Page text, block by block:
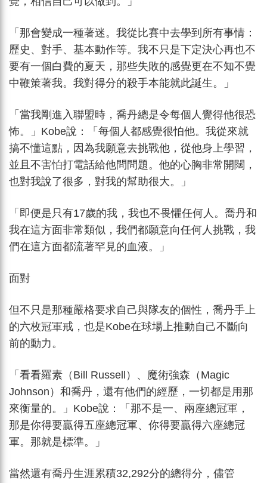
「那會變成一種著迷。我從比賽中去學到所有事情：
歷史、對手、基本動作等。我不只是下定決心再也不
要有一個白費的夏天，那些失敗的感覺更在不知不覺
中鞭策著我。我對得分的殺手本能就此誕生。」
「當我剛進入聯盟時，喬丹總是令每個人覺得他很恐
怖。」Kobe說：「每個人都感覺很怕他。我從來就
搞不懂這點，因為我願意去挑戰他，從他身上學習，
並且不害怕打電話給他問問題。他的心胸非常開闊，
也對我說了很多，對我的幫助很大。」
「即便是只有17歲的我，我也不畏懼任何人。喬丹和
我在這方面非常類似，我們都願意向任何人挑戰，我
們在這方面都流著罕見的血液。」
面對
但不只是那種嚴格要求自己與隊友的個性，喬丹手上
的六枚冠軍戒，也是Kobe在球場上推動自己不斷向
前的動力。
「看看羅素（Bill Russell）、魔術強森（Magic
Johnson）和喬丹，還有他們的經歷，一切都是用那
來衡量的。」Kobe說：「那不是一、兩座總冠軍，
那是你得要贏得五座總冠軍、你得要贏得六座總冠
軍。那就是標準。」
當然還有喬丹生涯累積32,292分的總得分，儘管